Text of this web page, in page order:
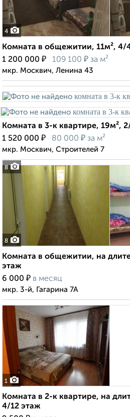
4
Комната в общежитии, 11м², 4/
1 200 000 ₽ 109 100 ₽ за м²
мкр. Москвич, Ленина 43
8
Комната в 3-к квартире, 19м²,
1 520 000 ₽ 80 000 ₽ за м²
мкр. Москвич, Строителей 7
8
Комната в общежитии, на
этаж
6 000 ₽ в месяц
мкр. 3-й, Гагарина 7А
1
Комната в 2-к квартире, на
4/12 этаж